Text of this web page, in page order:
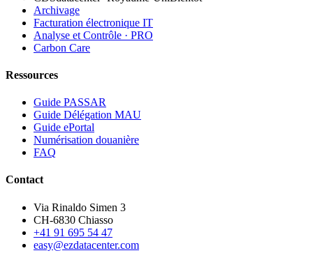
Archivage
Facturation électronique IT
Analyse et Contrôle · PRO
Carbon Care
Ressources
Guide PASSAR
Guide Délégation MAU
Guide ePortal
Numérisation douanière
FAQ
Contact
Via Rinaldo Simen 3
CH-6830 Chiasso
+41 91 695 54 47
easy@ezdatacenter.com